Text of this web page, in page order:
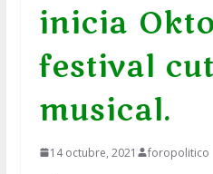
inicia
festival
musical.
14 octubre, 2021 foropolitico